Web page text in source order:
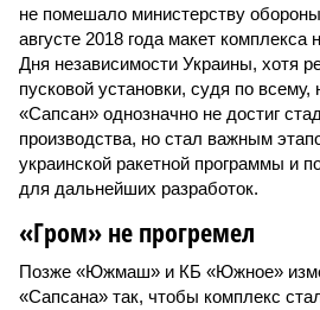
не помешало министерству
августе 2018 года макет комплекса
Дня независимости Украины, хотя
пусковой установки, судя по
«Сапсан» однозначно не достиг
производства, но стал важным
украинской ракетной программы и
для дальнейших разработок.
«Гром» не прогремел
Позже «Южмаш» и КБ «Южное»
«Сапсана» так, чтобы комплекс